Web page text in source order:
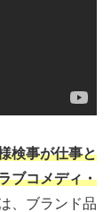
検事が仕事と
ブコメディ・
、ブランド品